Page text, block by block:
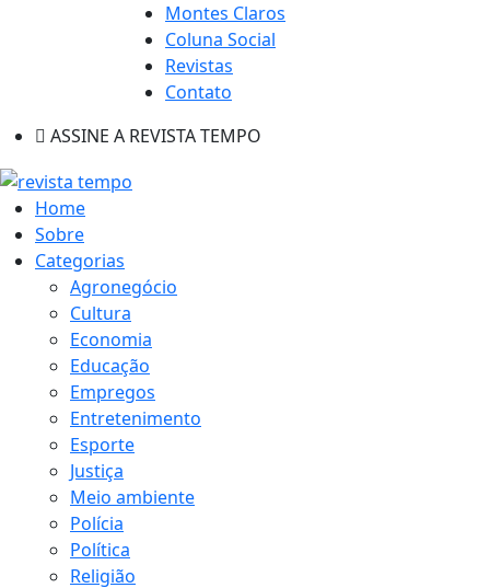
Montes Claros
Coluna Social
Revistas
Contato
ASSINE A REVISTA TEMPO
Home
Sobre
Categorias
Agronegócio
Cultura
Economia
Educação
Empregos
Entretenimento
Esporte
Justiça
Meio ambiente
Polícia
Política
Religião